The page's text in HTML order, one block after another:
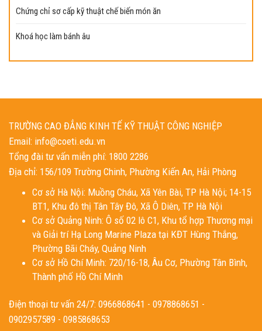
Chứng chỉ sơ cấp kỹ thuật chế biến món ăn
Khoá học làm bánh âu
TRƯỜNG CAO ĐẲNG KINH TẾ KỸ THUẬT CÔNG NGHIỆP
Email: info@coeti.edu.vn
Tổng đài tư vấn miễn phí: 1800 2286
Địa chỉ: 156/109 Trường Chinh, Phường Kiến An, Hải Phòng
Cơ sở Hà Nội: Muồng Cháu, Xã Yên Bài, TP Hà Nội; 14-15
BT1, Khu đô thị Tân Tây Đô, Xã Ô Diên, TP Hà Nội
Cơ sở Quảng Ninh: Ô số 02 lô C1, Khu tổ hợp Thương mại
và Giải trí Hạ Long Marine Plaza tại KĐT Hùng Thắng,
Phường Bãi Cháy, Quảng Ninh
Cơ sở Hồ Chí Minh: 720/16-18, Âu Cơ, Phường Tân Bình,
Thành phố Hồ Chí Minh
Điện thoại tư vấn 24/7: 0966868641 - 0978868651 -
0902957589 - 0985868653